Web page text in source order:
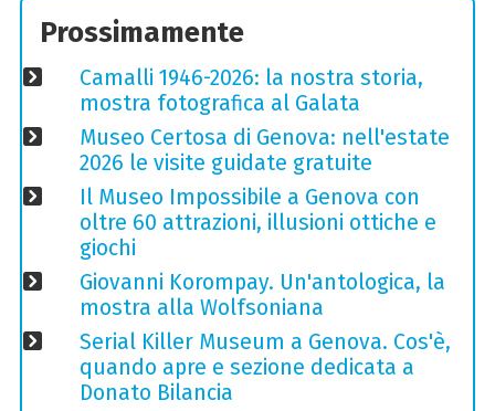
Prossimamente
Camalli 1946-2026: la nostra storia,
mostra fotografica al Galata
Museo Certosa di Genova: nell'estate
2026 le visite guidate gratuite
Il Museo Impossibile a Genova con
oltre 60 attrazioni, illusioni ottiche e
giochi
Giovanni Korompay. Un'antologica, la
mostra alla Wolfsoniana
Serial Killer Museum a Genova. Cos'è,
quando apre e sezione dedicata a
Donato Bilancia